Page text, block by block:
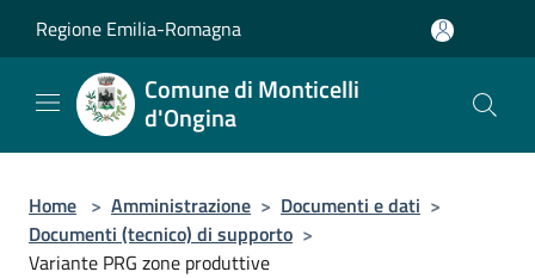
Regione Emilia-Romagna
Comune di Monticelli
d'Ongina
Home > Amministrazione > Documenti e dati >
Documenti (tecnico) di supporto >
Variante PRG zone produttive